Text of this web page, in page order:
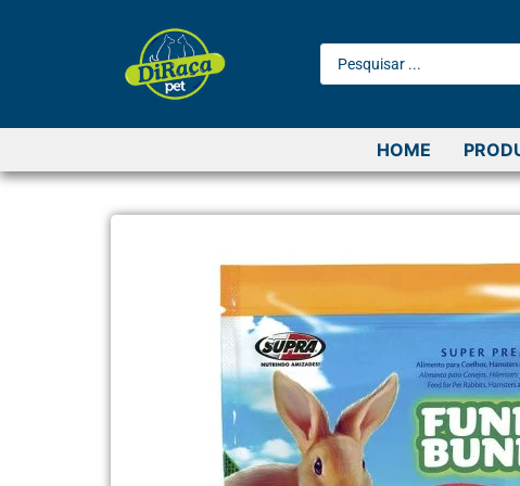
HOME